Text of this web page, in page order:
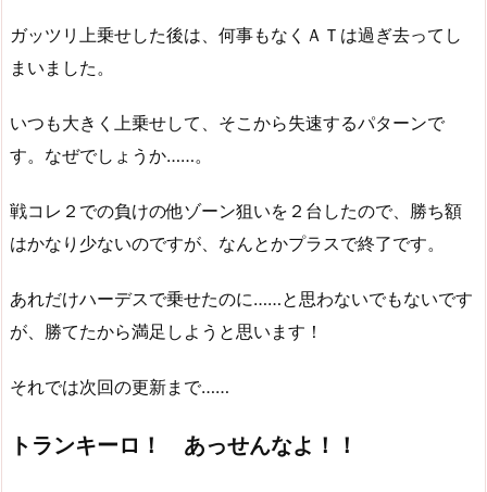
ガッツリ上乗せした後は、何事もなくＡＴは過ぎ去ってし
まいました。
いつも大きく上乗せして、そこから失速するパターンで
す。なぜでしょうか……。
戦コレ２での負けの他ゾーン狙いを２台したので、勝ち額
はかなり少ないのですが、なんとかプラスで終了です。
あれだけハーデスで乗せたのに……と思わないでもないです
が、勝てたから満足しようと思います！
それでは次回の更新まで……
トランキーロ！ あっせんなよ！！